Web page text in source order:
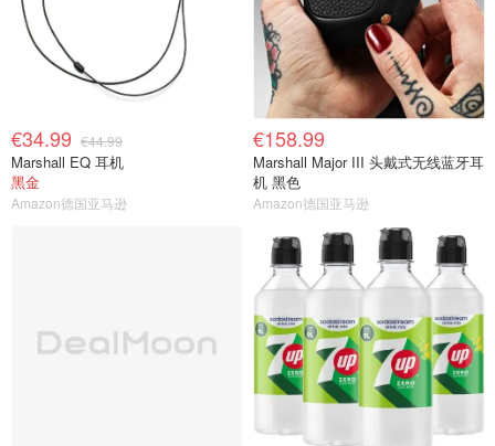
€34.99 €44.99
Marshall EQ 耳机
黑金
Amazon德国亚马逊
€158.99
Marshall Major III 头戴式无线蓝牙耳
机 黑色
Amazon德国亚马逊